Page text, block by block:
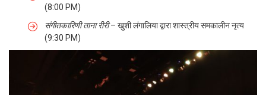
(8:00 PM)
संगीतकारिणी ताना रीरी– खुशी लंगालिया द्वारा शास्त्रीय समकालीन नृत्य
(9:30 PM)